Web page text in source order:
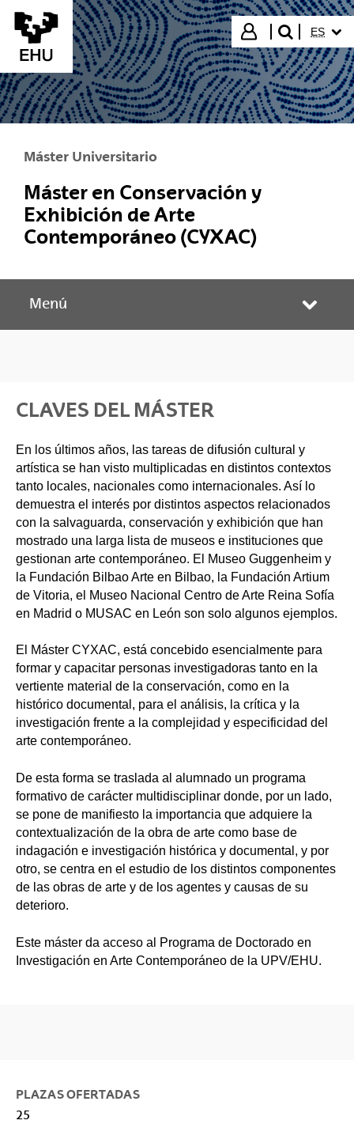
Saltar al contenido principal
Iniciar sesión
buscar"
ES
Máster Universitario
Máster en Conservación y
Exhibición de Arte
Contemporáneo (CYXAC)
Menú
CLAVES DEL MÁSTER
En los últimos años, las tareas de difusión cultural y
artística se han visto multiplicadas en distintos contextos
tanto locales, nacionales como internacionales. Así lo
demuestra el interés por distintos aspectos relacionados
con la salvaguarda, conservación y exhibición que han
mostrado una larga lista de museos e instituciones que
gestionan arte contemporáneo. El Museo Guggenheim y
la Fundación Bilbao Arte en Bilbao, la Fundación Artium
de Vitoria, el Museo Nacional Centro de Arte Reina Sofía
en Madrid o MUSAC en León son solo algunos ejemplos.
El Máster CYXAC, está concebido esencialmente para
formar y capacitar personas investigadoras tanto en la
vertiente material de la conservación, como en la
histórico documental, para el análisis, la crítica y la
investigación frente a la complejidad y especificidad del
arte contemporáneo.
De esta forma se traslada al alumnado un programa
formativo de carácter multidisciplinar donde, por un lado,
se pone de manifiesto la importancia que adquiere la
contextualización de la obra de arte como base de
indagación e investigación histórica y documental, y por
otro, se centra en el estudio de los distintos componentes
de las obras de arte y de los agentes y causas de su
deterioro.
Este máster da acceso al Programa de Doctorado en
Investigación en Arte Contemporáneo de la UPV/EHU.
PLAZAS OFERTADAS
25